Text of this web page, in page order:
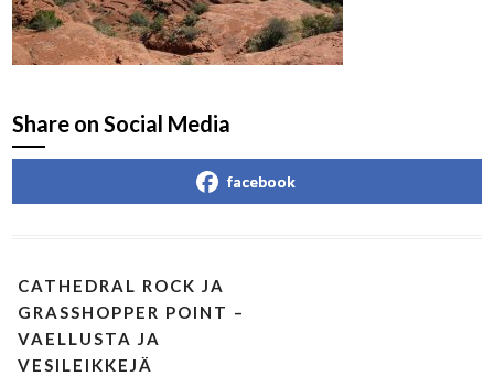
Share on Social Media
facebook
CATHEDRAL ROCK JA
GRASSHOPPER POINT –
VAELLUSTA JA
VESILEIKKEJÄ